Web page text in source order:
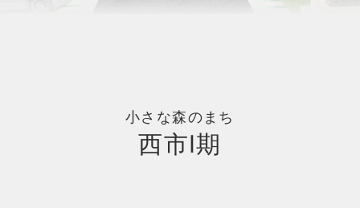
小さな森のまち
西市Ⅰ期